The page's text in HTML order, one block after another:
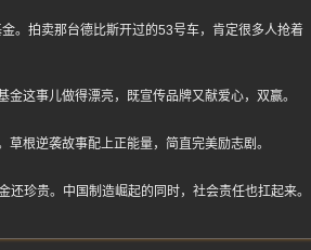
。拍卖那台德比斯开过的53号车，肯定很多人抢着
这事儿做得漂亮，既宣传品牌又献爱心，双赢。
根逆袭故事配上正能量，简直完美励志剧。
珍贵。中国制造崛起的同时，社会责任也扛起来。